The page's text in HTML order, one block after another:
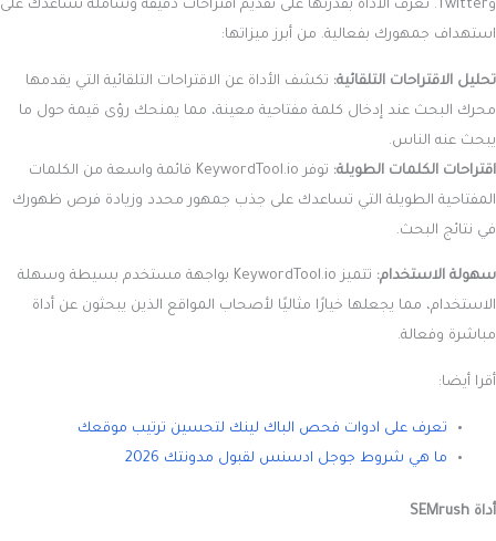
وTwitter. تُعرف الأداة بقدرتها على تقديم اقتراحات دقيقة وشاملة تساعدك على
استهداف جمهورك بفعالية. من أبرز ميزاتها:
تحليل الاقتراحات التلقائية: تكشف الأداة عن الاقتراحات التلقائية التي يقدمها
محرك البحث عند إدخال كلمة مفتاحية معينة، مما يمنحك رؤى قيمة حول ما
يبحث عنه الناس.
اقتراحات الكلمات الطويلة:
توفر KeywordTool.io قائمة واسعة من الكلمات
المفتاحية الطويلة التي تساعدك على جذب جمهور محدد وزيادة فرص ظهورك
في نتائج البحث.
سهولة الاستخدام:
تتميز KeywordTool.io بواجهة مستخدم بسيطة وسهلة
الاستخدام، مما يجعلها خيارًا مثاليًا لأصحاب المواقع الذين يبحثون عن أداة
مباشرة وفعالة.
أقرا أيضا:
تعرف على ادوات فحص الباك لينك لتحسين ترتيب موقعك
ما هي شروط جوجل ادسنس لقبول مدونتك 2026
أداة SEMrush